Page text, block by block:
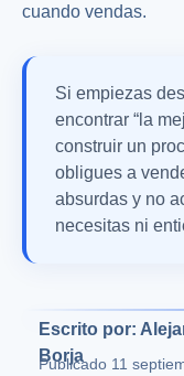
cuando vendas.
Si empiezas
encontrar “la
construir un
obligues a
absurdas y no
necesitas ni
Escrito por:
Borja
Publicado 11